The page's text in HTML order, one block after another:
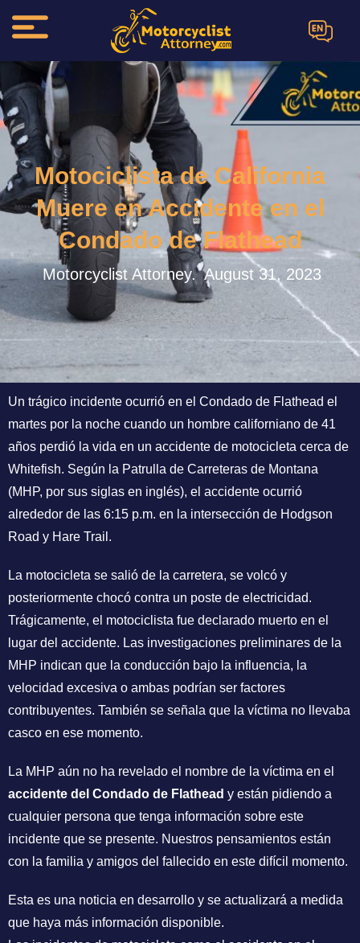
EN
Motociclista de California
Muere en Accidente en el
Condado de Flathead
Motorcyclist Attorney. August 31, 2023
Un trágico incidente ocurrió en el Condado de Flathead el
martes por la noche cuando un hombre californiano de 41
años perdió la vida en un accidente de motocicleta cerca de
Whitefish. Según la Patrulla de Carreteras de Montana
(MHP, por sus siglas en inglés), el accidente ocurrió
alrededor de las 6:15 p.m. en la intersección de Hodgson
Road y Hare Trail.
La motocicleta se salió de la carretera, se volcó y
posteriormente chocó contra un poste de electricidad.
Trágicamente, el motociclista fue declarado muerto en el
lugar del accidente. Las investigaciones preliminares de la
MHP indican que la conducción bajo la influencia, la
velocidad excesiva o ambas podrían ser factores
contribuyentes. También se señala que la víctima no llevaba
casco en ese momento.
La MHP aún no ha revelado el nombre de la víctima en el
accidente del Condado de Flathead y están pidiendo a
cualquier persona que tenga información sobre este
incidente que se presente. Nuestros pensamientos están
con la familia y amigos del fallecido en este difícil momento.
Esta es una noticia en desarrollo y se actualizará a medida
que haya más información disponible.